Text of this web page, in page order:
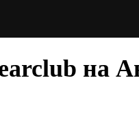
на